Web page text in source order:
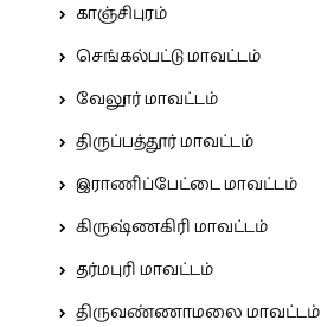
காஞ்சிபுரம்
செங்கல்பட்டு மாவட்டம்
வேலூர் மாவட்டம்
திருப்பத்தூர் மாவட்டம்
இராணிப்பேட்டை மாவட்டம்
கிருஷ்ணகிரி மாவட்டம்
தர்மபுரி மாவட்டம்
திருவண்ணாமலை மாவட்டம்